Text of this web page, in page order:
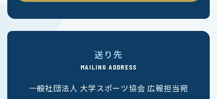
送り先
MAILING ADDRESS
一般社団法人 大学スポーツ協会 広報担当宛